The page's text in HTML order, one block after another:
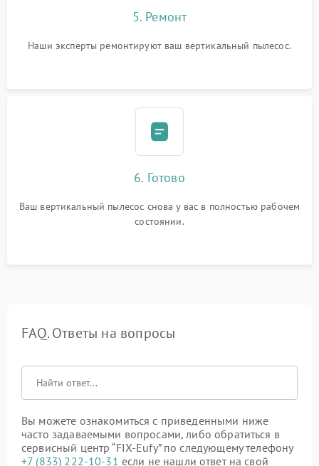
5. Ремонт
Наши эксперты ремонтируют ваш вертикальный пылесос.
6. Готово
Ваш вертикальный пылесос снова у вас в полностью рабочем
состоянии.
FAQ. Ответы на вопросы
Вы можете ознакомиться с приведенными ниже
часто задаваемыми вопросами, либо обратиться в
сервисный центр “FIX-Eufy” по следующему телефону
+7 (833) 222-10-31 если не нашли ответ на свой